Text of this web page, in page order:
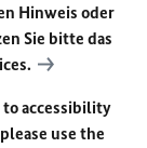
Hinweis oder
Sie bitte das
accessibility
use the